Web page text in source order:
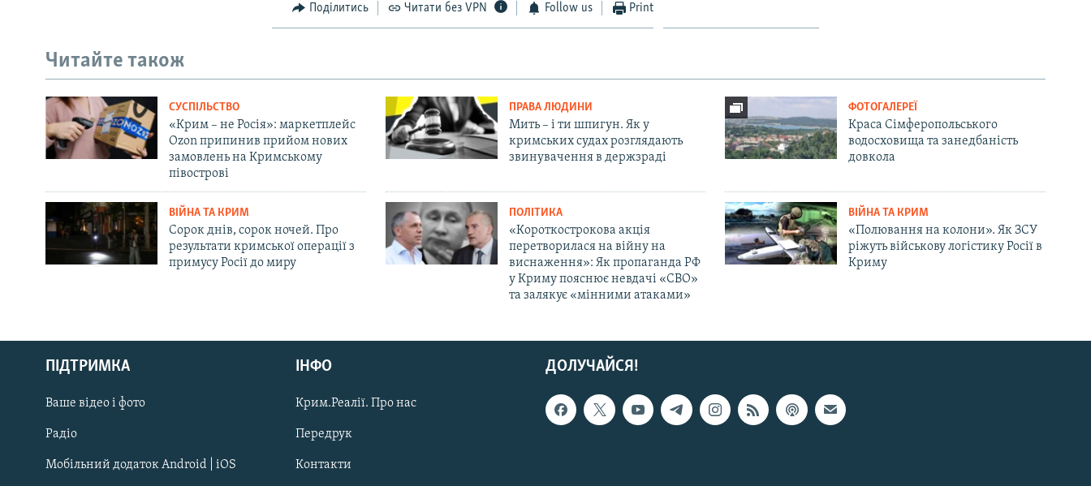
Русский
Qırımtatar
ДОЛУЧАЙСЯ!
Поділитись Читати без VPN Follow us Print
Читайте також
СУСПІЛЬСТВО
«Крим – не Росія»: маркетплейс
Ozon припинив прийом нових
замовлень на Кримському
півострові
ПРАВА ЛЮДИНИ
Мить – і ти шпигун. Як у
кримських судах розглядають
звинувачення в держзраді
ФОТОГАЛЕРЕЇ
Краса Сімферопольського
водосховища та занедбаність
довкола
ВІЙНА ТА КРИМ
Сорок днів, сорок ночей. Про
результати кримської операції з
примусу Росії до миру
ПОЛІТИКА
«Короткострокова акція
перетворилася на війну на
виснаження»: Як пропаганда РФ
у Криму пояснює невдачі «СВО»
та залякує «мінними атаками»
ВІЙНА ТА КРИМ
«Полювання на колони». Як ЗСУ
ріжуть військову логістику Росії в
Криму
ДОЛУЧАЙСЯ!
ПІДТРИМКА
Ваше відео і фото
Радіо
Мобільний додаток Android | iOS
ІНФО
Крим.Реалії. Про нас
Передрук
Контакти